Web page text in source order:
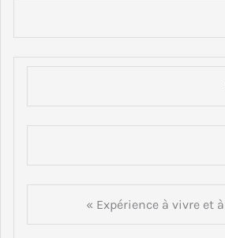
« Expérience à vivre et